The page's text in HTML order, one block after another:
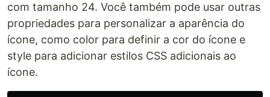
com tamanho 24. Você também pode usar outras
propriedades para personalizar a aparência do
ícone, como color para definir a cor do ícone e
style para adicionar estilos CSS adicionais ao
ícone.